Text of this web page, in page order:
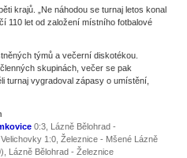
krajů. „Ne náhodou se turnaj letos konal
110 let od založení místního fotbalové
týmů a večerní diskotékou.
skupinách, večer se pak
turnaj vygradoval zápasy o umístění,
0:3, Lázně Bělohrad -
1:0, Železnice - Mšené Lázně
Lázně Bělohrad - Železnice